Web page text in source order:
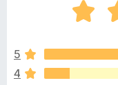
e
评
分
.
/
5
4